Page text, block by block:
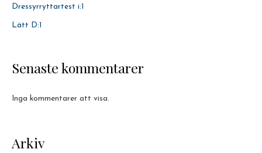
Dressyrryttartest i:1
Lätt D:1
Senaste kommentarer
Inga kommentarer att visa.
Arkiv